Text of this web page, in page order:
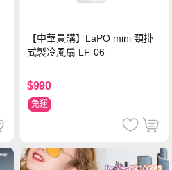
【中華員購】LaPO mini 頸掛
式製冷風扇 LF-06
$990
免運